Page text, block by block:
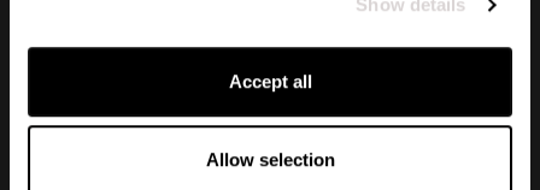
Show details
Accept all
Allow selection